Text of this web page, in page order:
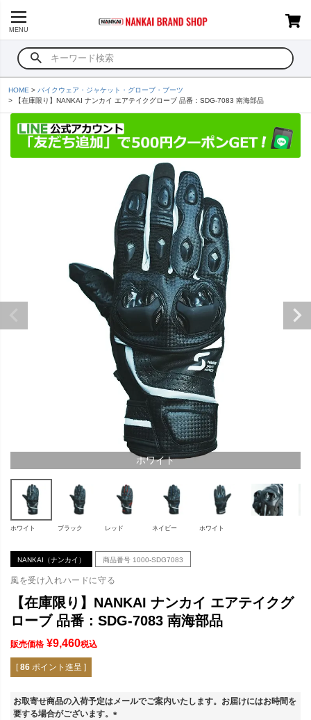
MENU
HOME
バイクウェア・ジャケット・グローブ・ブーツ
【在庫限り】NANKAI ナンカイ エアテイクグローブ 品番：SDG-7083 南海部品
ホワイト
ホワイト ブラック レッド ネイビー ホワイト
NANKAI（ナンカイ） 商品番号 1000-SDG7083
風を受け入れハードに守る
【在庫限り】NANKAI ナンカイ エアテイクグ
ローブ 品番：SDG-7083 南海部品
販売価格 ¥9,460税込
[ 86 ポイント進呈 ]
お取寄せ商品の入荷予定はメールでご案内いたします。お届けにはお時間を
要する場合がございます。